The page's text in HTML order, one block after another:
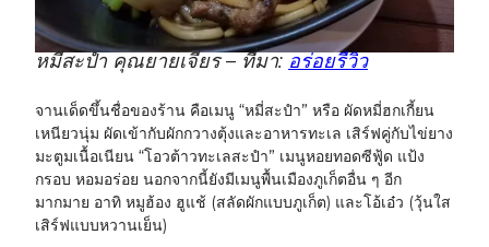
หมี่สะปำ คุณยายเจียร – ที่มา: อร่อยรีวิว
จานเด็ดขึ้นชื่อของร้าน คือเมนู “หมี่สะปำ” หรือ ผัดหมี่ฮกเกี้ยน
เหนียวนุ่ม ผัดเข้ากับผักกวางตุ้งและอาหารทะเล เสิร์ฟคู่กับไข่ยาง
มะตูมเนื้อเนียน “โอวต้าวทะเลสะปำ” เมนูหอยทอดซีฟู้ด แป้ง
กรอบ หอมอร่อย นอกจากนี้ยังมีเมนูพื้นเมืองภูเก็ตอื่น ๆ อีก
มากมาย อาทิ หมูฮ้อง ฮูแช้ (สลัดผักแบบภูเก็ต) และโอ้เอ๋ว (วุ้นใส
เสิร์ฟแบบหวานเย็น)